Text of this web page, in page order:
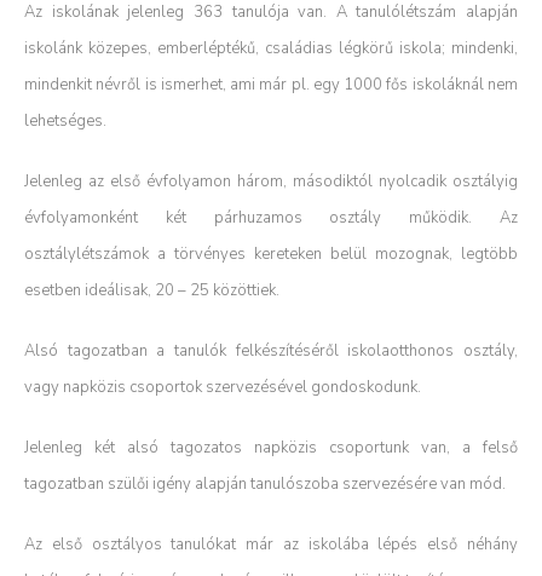
Az iskolának jelenleg 363 tanulója van. A tanulólétszám alapján
iskolánk közepes, emberléptékű, családias légkörű iskola; mindenki,
mindenkit névről is ismerhet, ami már pl. egy 1000 fős iskoláknál nem
lehetséges.
Jelenleg az első évfolyamon három, másodiktól nyolcadik osztályig
évfolyamonként két párhuzamos osztály működik. Az
osztálylétszámok a törvényes kereteken belül mozognak, legtöbb
esetben ideálisak, 20 – 25 közöttiek.
Alsó tagozatban a tanulók felkészítéséről iskolaotthonos osztály,
vagy napközis csoportok szervezésével gondoskodunk.
Jelenleg két alsó tagozatos napközis csoportunk van, a felső
tagozatban szülői igény alapján tanulószoba szervezésére van mód.
Az első osztályos tanulókat már az iskolába lépés első néhány